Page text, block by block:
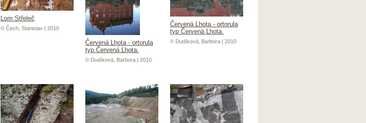
Lom Střeleč
© Čech, Stanislav | 2010
Červená Lhota - ortorula
typ Červená Lhota.
© Dudíková, Barbora | 2010
Červená Lhota - ortorula
typ Červená Lhota.
© Dudíková, Barbora | 2010